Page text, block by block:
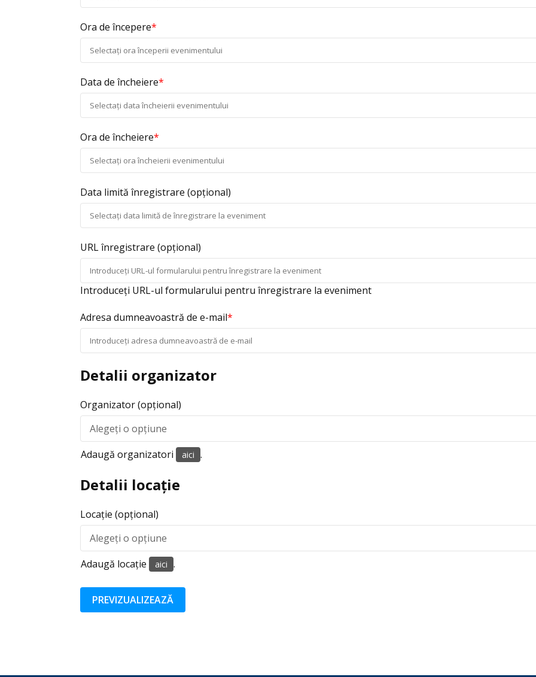
Ora de începere*
Data de încheiere*
Ora de încheiere*
Data limită înregistrare(opțional)
URL înregistrare(opțional)
Introduceți URL-ul formularului pentru înregistrare la eveniment
Adresa dumneavoastră de e-mail*
Detalii organizator
Organizator(opțional)
Adaugă organizatori aici .
Detalii locație
Locație(opțional)
Adaugă locație aici .